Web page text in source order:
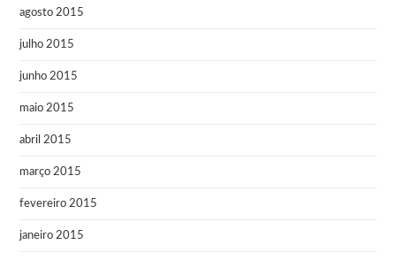
agosto 2015
julho 2015
junho 2015
maio 2015
abril 2015
março 2015
fevereiro 2015
janeiro 2015